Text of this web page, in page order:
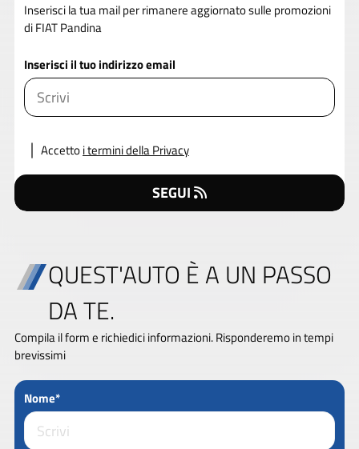
Inserisci la tua mail per rimanere aggiornato sulle promozioni
di FIAT Pandina
Inserisci il tuo indirizzo email
Accettoi termini della Privacy
SEGUI
QUEST'AUTO È A UN PASSO
DA TE.
Compila il form e richiedici informazioni. Risponderemo in tempi
brevissimi
Nome*